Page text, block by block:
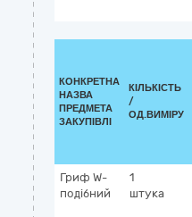
КОНКРЕТНА
НАЗВА
ПРЕДМЕТА
ЗАКУПІВЛІ
КІЛЬКІСТЬ
/
ОД.ВИМІРУ
Гриф W-
подібний
1
штука